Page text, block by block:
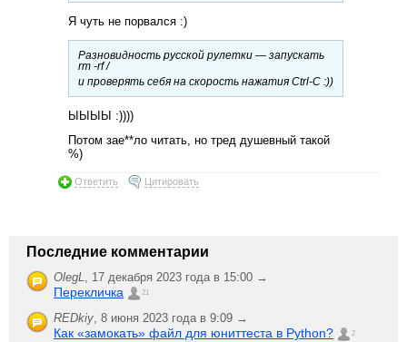
Я чуть не порвался :)
Разновидность русской рулетки — запускать
rm -rf /
и проверять себя на скорость нажатия Ctrl-C :))
ЫЫЫЫ :))))
Потом зае**ло читать, но тред душевный такой
%)
Ответить Цитировать
Последние комментарии
OlegL, 17 декабря 2023 года в 15:00 →
Перекличка 21
REDkiy, 8 июня 2023 года в 9:09 →
Как «замокать» файл для юниттеста в Python? 2